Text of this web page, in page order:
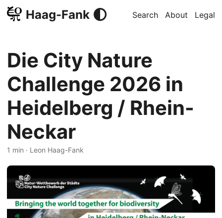
Haag-Fank Search About Legal
Die City Nature
Challenge 2026 in
Heidelberg / Rhein-
Neckar
1 min · Leon Haag-Fank